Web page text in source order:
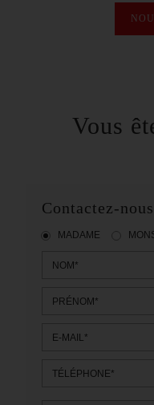
Vous
Contactez-
MADAME
NOM*
PRÉNOM*
E-MAIL*
TÉLÉPHONE*